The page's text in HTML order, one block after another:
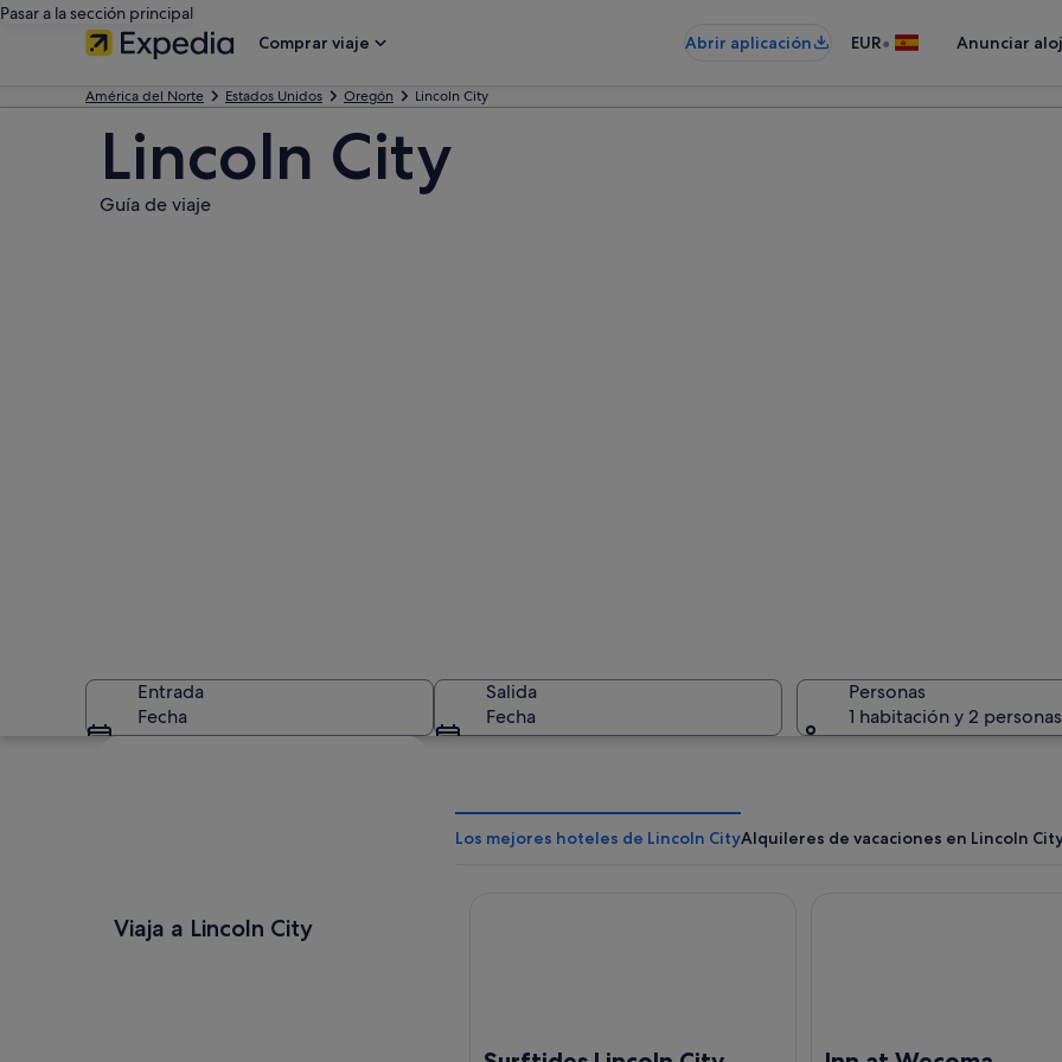
Pasar a la sección principal
Comprar viaje
Abrir aplicación EUR• Anunciar
América del Norte Estados Unidos Oregón Lincoln City
Lincoln City
Guía de viaje
Entrada
Fecha
Salida
Fecha
Personas
1 habitación y 2 personas
Viaja a Lincoln City
Los mejores hoteles de Lincoln CityAlquileres de vacaciones en Lincoln